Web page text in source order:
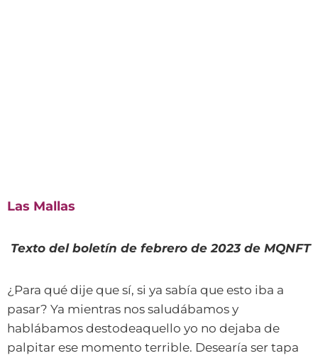
Las Mallas
Texto del boletín de febrero de 2023 de MQNFT
¿Para qué dije que sí, si ya sabía que esto iba a
pasar? Ya mientras nos saludábamos y
hablábamos destodeaquello yo no dejaba de
palpitar ese momento terrible. Desearía ser tapa